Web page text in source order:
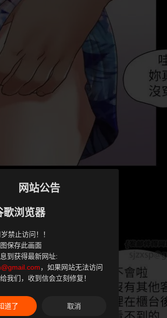
网站公告
歌浏览器
禁止访问！！
保存此画面
到获得最新网址:
，如果网站无法访问
我们，收到信会立刻修复！
道了 取消